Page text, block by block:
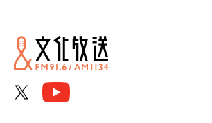
2026年02月
2026年01月